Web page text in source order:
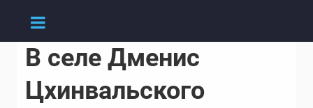
В селе Дменис
Цхинвальского